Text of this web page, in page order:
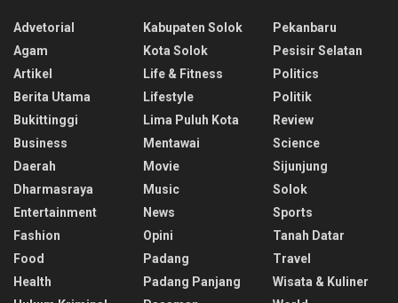
Advetorial
Agam
Artikel
Berita Utama
Bukittinggi
Business
Daerah
Dharmasraya
Entertainment
Fashion
Food
Health
Kabupaten Solok
Kota Solok
Life & Fitness
Lifestyle
Lima Puluh Kota
Mentawai
Movie
Music
News
Opini
Padang
Padang Panjang
Pekanbaru
Pesisir Selatan
Politics
Politik
Review
Science
Sijunjung
Solok
Sports
Tanah Datar
Travel
Wisata & Kuliner